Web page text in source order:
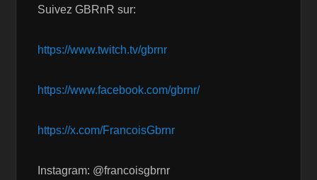
Suivez GBRnR sur:
https://www.twitch.tv/gbrnr
https://www.facebook.com/gbrnr/
https://x.com/FrancoisGbrnr
Instagram: @francoisgbrnr